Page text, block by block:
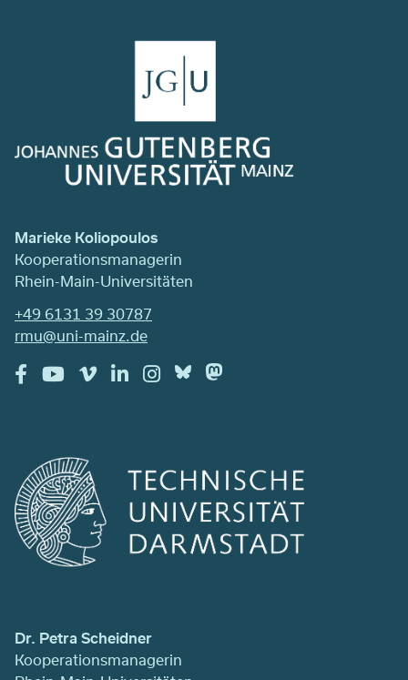
Marieke Koliopoulos
Kooperationsmanagerin
Rhein-Main-Universitäten
+49 6131 39 30787
rmu@uni-mainz.de
Dr. Petra Scheidner
Kooperationsmanagerin